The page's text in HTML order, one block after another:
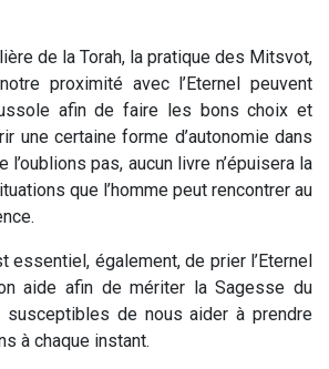
de la Torah, la pratique des Mitsvot,
proximité avec l’Eternel peuvent
afin de faire les bons choix et
une certaine forme d’autonomie dans
l’oublions pas, aucun livre n’épuisera la
que l’homme peut rencontrer au
essentiel, également, de prier l’Eternel
aide afin de mériter la Sagesse du
de nous aider à prendre
à chaque instant.